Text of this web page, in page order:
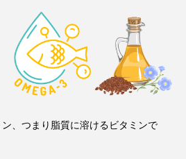
、つまり脂質に溶けるビタミンで